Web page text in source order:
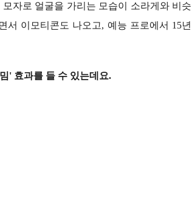
자로 얼굴을 가리는 모습이 소라게와 비슷
서 이모티콘도 나오고, 예능 프로에서 15년
' 효과를 들 수 있는데요.